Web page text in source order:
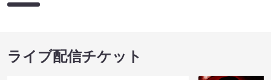
ライブ配信チケット